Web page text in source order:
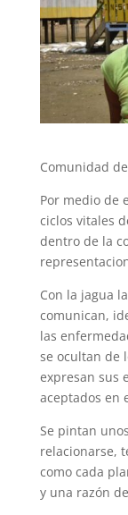
Comunidad
Por medio de
ciclos vitales
dentro de la
Con la jagua
comunican,
las
se ocultan de
expresan sus
aceptados en
Se pintan
relacionarse,
como cada
y una razón